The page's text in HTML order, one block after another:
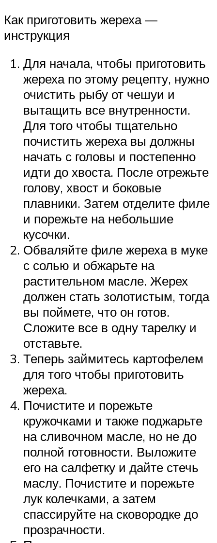
Как приготовить жереха —
инструкция
Для начала, чтобы приготовить
жереха по этому рецепту, нужно
очистить рыбу от чешуи и
вытащить все внутренности.
Для того чтобы тщательно
почистить жереха вы должны
начать с головы и постепенно
идти до хвоста. После отрежьте
голову, хвост и боковые
плавники. Затем отделите филе
и порежьте на небольшие
кусочки.
Обваляйте филе жереха в муке
с солью и обжарьте на
растительном масле. Жерех
должен стать золотистым, тогда
вы поймете, что он готов.
Сложите все в одну тарелку и
отставьте.
Теперь займитесь картофелем
для того чтобы приготовить
жереха.
Почистите и порежьте
кружочками и также поджарьте
на сливочном масле, но не до
полной готовности. Выложите
его на салфетку и дайте стечь
маслу. Почистите и порежьте
лук колечками, а затем
спассируйте на сковородке до
прозрачности.